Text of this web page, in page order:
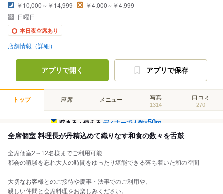
￥10,000～￥14,999
￥4,000～￥4,999
日曜日
本日夜空席あり
店舗情報（詳細）
アプリで開く アプリで保存
トップ 座席 メニュー 写真
1314
口コミ
270
貯まる・使えるディナーで人数×50pt
全席個室 料理長が丹精込めて織りなす和食の数々を舌鼓
全席個室2～12名様までご利用可能
都会の喧騒を忘れ大人の時間をゆったり堪能できる落ち着いた和の空間
大切なお客様とのご接待や慶事・法事でのご利用や、
親しい仲間と会席料理をお楽しみください。